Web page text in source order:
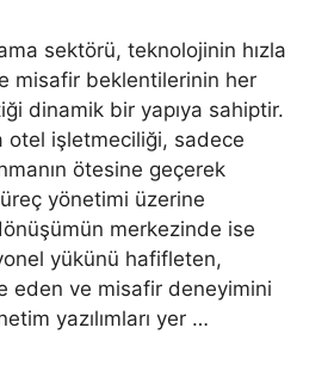
sektörü, teknolojinin hızla
misafir beklentilerinin her
dinamik bir yapıya sahiptir.
otel işletmeciliği, sadece
ötesine geçerek
yönetimi üzerine
merkezinde ise
yükünü hafifleten,
eden ve misafir deneyimini
yazılımları yer …